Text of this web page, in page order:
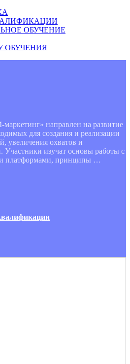
ОБУЧЕНИЕ
ОБУЧЕНИЯ
направлен на развитие
для создания и реализации
увеличения охватов и
Участники изучат основы работы с
платформами, принципы …